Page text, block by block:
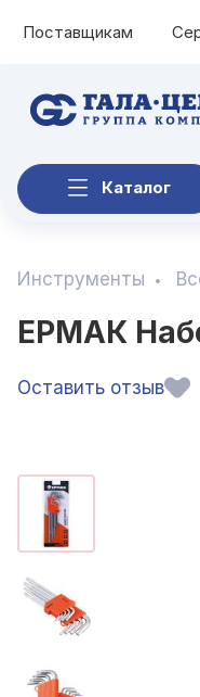
Поставщикам
Каталог
Инструменты
ЕРМАК
Оставить отзыв